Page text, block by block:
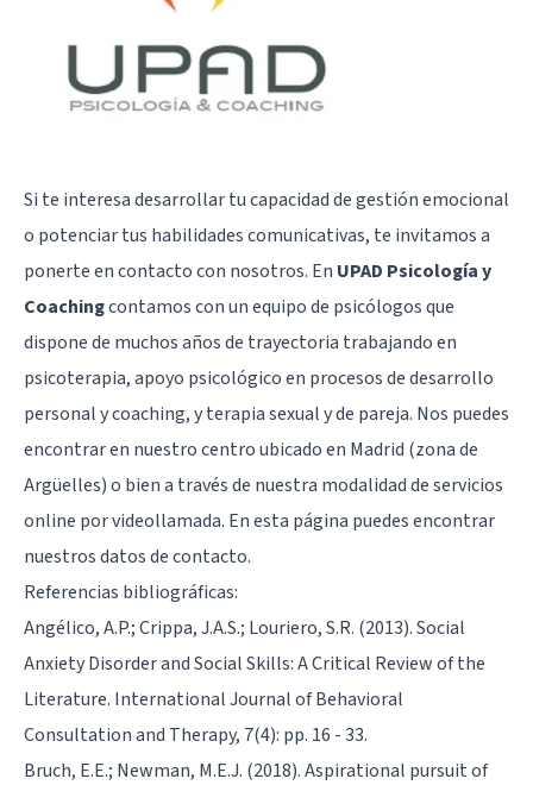
Si te interesa desarrollar tu capacidad de gestión emocional
o potenciar tus habilidades comunicativas, te invitamos a
ponerte en contacto con nosotros. En UPAD Psicología y
Coachingcontamos con un equipo de psicólogos que
dispone de muchos años de trayectoria trabajando en
psicoterapia, apoyo psicológico en procesos de desarrollo
personal y coaching, y terapia sexual y de pareja. Nos puedes
encontrar en nuestro centro ubicado en Madrid (zona de
Argüelles) o bien a través de nuestra modalidad de servicios
online por videollamada. Enesta página puedes encontrar
nuestros datos de contacto.
Referencias bibliográficas:
Angélico, A.P.; Crippa, J.A.S.; Louriero, S.R. (2013). Social
Anxiety Disorder and Social Skills: A Critical Review of the
Literature. International Journal of Behavioral
Consultation and Therapy, 7(4): pp. 16 - 33.
Bruch, E.E.; Newman, M.E.J. (2018). Aspirational pursuit of